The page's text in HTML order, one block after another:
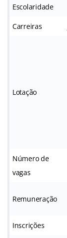
Escolaridade
Carreiras
Lotação
Número de
vagas
Remuneração
Inscrições